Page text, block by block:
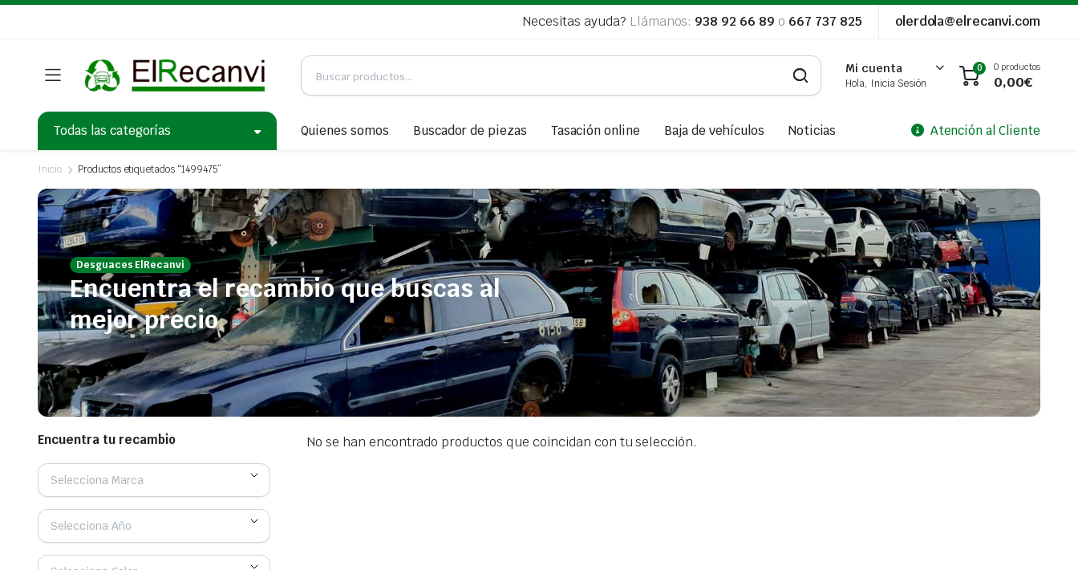
Necesitas ayuda? Llámanos: 938 92 66 89 o 667 737 825 olerdola@elrecanvi.com
Mi cuenta
Hola, Inicia Sesión
0 0 productos
0,00€
Todas las categorías Quienes somos Buscador de piezas Tasación online Baja de vehículos Noticias Atención al Cliente
Inicio Productos etiquetados “1499475”
Desguaces ElRecanvi
Encuentra el recambio que buscas al
mejor precio
No se han encontrado productos que coincidan con tu selección.
Encuentra tu recambio
Selecciona Marca
Selecciona Año